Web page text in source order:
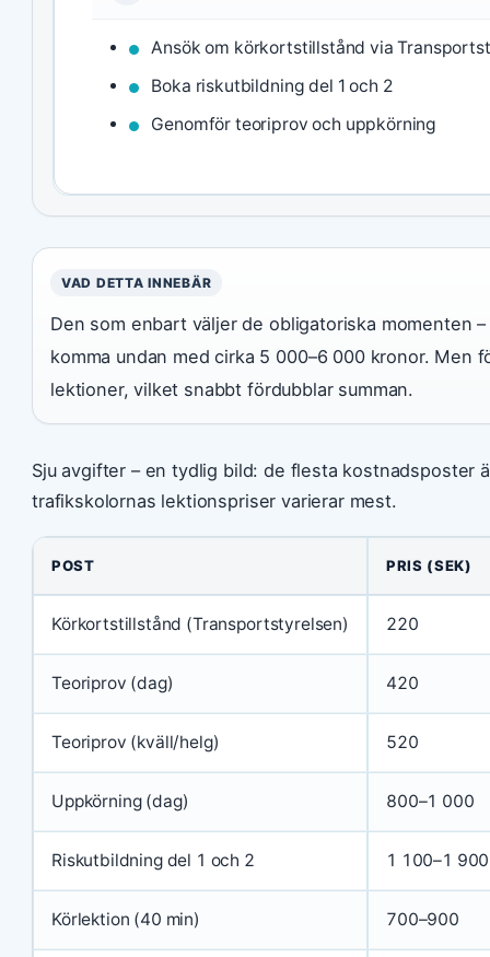
Ansök om körkortstillstånd via
Boka riskutbildning del 1 och 2
Genomför teoriprov och uppkörning
VAD DETTA INNEBÄR
Den som enbart väljer de obligatoriska momenten
komma undan med cirka 5 000–6 000 kronor. Men
lektioner, vilket snabbt fördubblar summan.
Sju avgifter – en tydlig bild: de flesta kostnadsposter
trafikskolornas lektionspriser varierar mest.
POST PRIS (SEK)
Körkortstillstånd (Transportstyrelsen) 220
Teoriprov (dag) 420
Teoriprov (kväll/helg) 520
Uppkörning (dag) 800–1 000
Riskutbildning del 1 och 2 1 100–1 900
Körlektion (40 min) 700–900